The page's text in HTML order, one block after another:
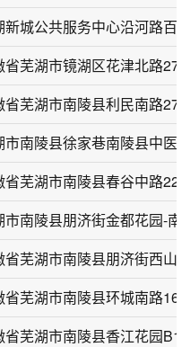
新城公共服务中心沿河路百
省芜湖市镜湖区花津北路27-
省芜湖市南陵县利民南路
省芜湖市南陵县春谷中路
市南陵县朋济街金都花园-南
省芜湖市南陵县朋济街西山
省芜湖市南陵县环城南路
省芜湖市南陵县香江花园